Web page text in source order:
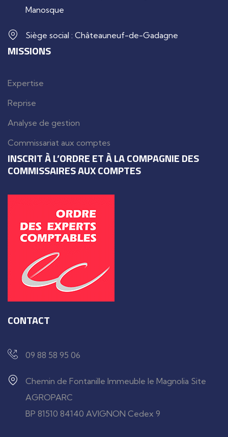
Manosque
Siège social : Châteauneuf-de-Gadagne
MISSIONS
Expertise
Reprise
Analyse de gestion
Commissariat aux comptes
INSCRIT À L’ORDRE ET À LA COMPAGNIE DES
COMMISSAIRES AUX COMPTES
CONTACT
09 88 58 95 06
Chemin de Fontanille Immeuble le Magnolia Site
AGROPARC
BP 81510 84140 AVIGNON Cedex 9